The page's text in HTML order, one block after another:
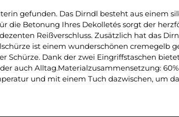
gefunden. Das Dirndl besteht aus einem
die Betonung Ihres Dekolletés sorgt der
Reißverschluss. Zusätzlich hat das
ist einem wunderschönen cremegelb
Schürze. Dank der zwei Eingriffstaschen
auch Alltag.Materialzusammensetzung:
und mit einem Tuch dazwischen, um